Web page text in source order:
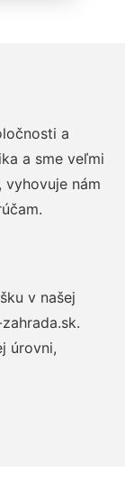
a
a sme veľmi
nám
v našej
úrovni,